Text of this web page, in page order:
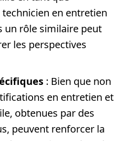
en entretien
un rôle similaire peut
les perspectives
: Bien que non
en entretien et
obtenues par des
peuvent renforcer la